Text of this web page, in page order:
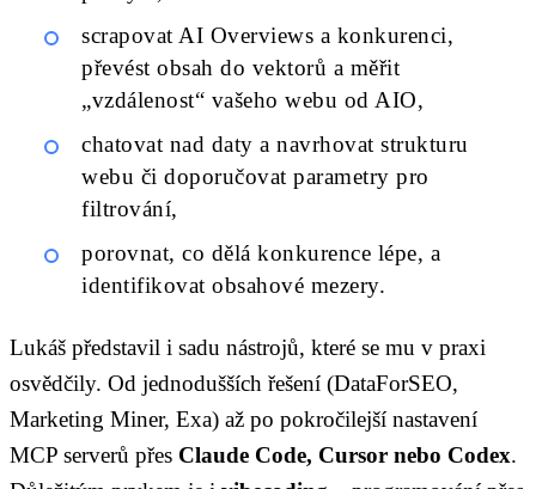
scrapovat AI Overviews a konkurenci,
převést obsah do vektorů a měřit
„vzdálenost“ vašeho webu od AIO,
chatovat nad daty a navrhovat strukturu
webu či doporučovat parametry pro
filtrování,
porovnat, co dělá konkurence lépe, a
identifikovat obsahové mezery.
Lukáš představil i sadu nástrojů, které se mu v praxi
osvědčily. Od jednodušších řešení (DataForSEO,
Marketing Miner, Exa) až po pokročilejší nastavení
MCP serverů přes Claude Code, Cursor nebo Codex.